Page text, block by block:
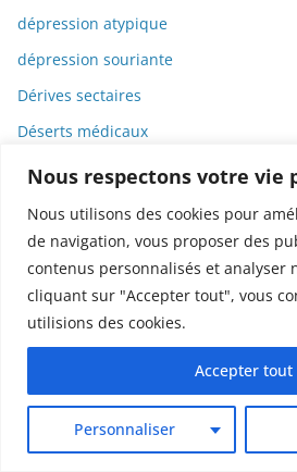
Nous respectons votre vie
Nous utilisons des cookies pour
de navigation, vous proposer des
contenus personnalisés et analyser
cliquant sur "Accepter tout", vous
utilisions des cookies.
Personnaliser
Accepter tout
dépression atypique
dépression souriante
Dérives sectaires
Déserts médicaux
Désinformation
Dessins animés
Déterminisme
Detox
Dette
DGCCRF